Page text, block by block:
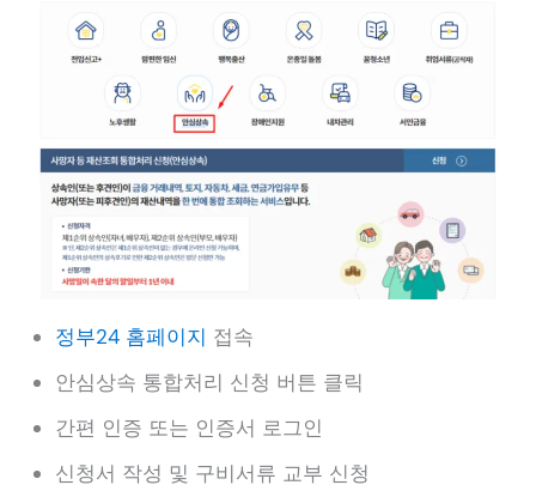
정부24 홈페이지 접속
안심상속 통합처리 신청 버튼 클릭
간편 인증 또는 인증서 로그인
신청서 작성 및 구비서류 교부 신청